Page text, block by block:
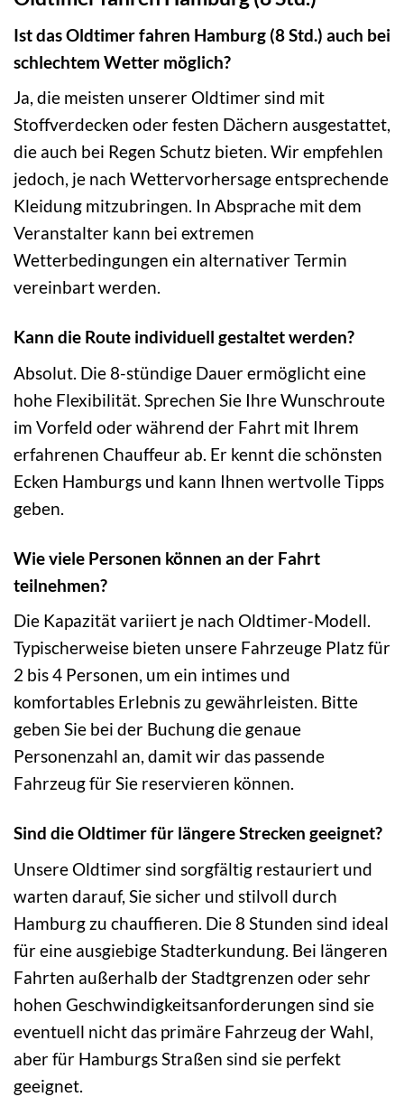
Ist das Oldtimer fahren Hamburg (8 Std.) auch bei
schlechtem Wetter möglich?
Ja, die meisten unserer Oldtimer sind mit
Stoffverdecken oder festen Dächern ausgestattet,
die auch bei Regen Schutz bieten. Wir empfehlen
jedoch, je nach Wettervorhersage entsprechende
Kleidung mitzubringen. In Absprache mit dem
Veranstalter kann bei extremen
Wetterbedingungen ein alternativer Termin
vereinbart werden.
Kann die Route individuell gestaltet werden?
Absolut. Die 8-stündige Dauer ermöglicht eine
hohe Flexibilität. Sprechen Sie Ihre Wunschroute
im Vorfeld oder während der Fahrt mit Ihrem
erfahrenen Chauffeur ab. Er kennt die schönsten
Ecken Hamburgs und kann Ihnen wertvolle Tipps
geben.
Wie viele Personen können an der Fahrt
teilnehmen?
Die Kapazität variiert je nach Oldtimer-Modell.
Typischerweise bieten unsere Fahrzeuge Platz für
2 bis 4 Personen, um ein intimes und
komfortables Erlebnis zu gewährleisten. Bitte
geben Sie bei der Buchung die genaue
Personenzahl an, damit wir das passende
Fahrzeug für Sie reservieren können.
Sind die Oldtimer für längere Strecken geeignet?
Unsere Oldtimer sind sorgfältig restauriert und
warten darauf, Sie sicher und stilvoll durch
Hamburg zu chauffieren. Die 8 Stunden sind ideal
für eine ausgiebige Stadterkundung. Bei längeren
Fahrten außerhalb der Stadtgrenzen oder sehr
hohen Geschwindigkeitsanforderungen sind sie
eventuell nicht das primäre Fahrzeug der Wahl,
aber für Hamburgs Straßen sind sie perfekt
geeignet.